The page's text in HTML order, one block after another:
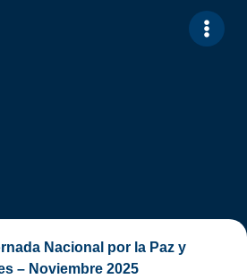
Nacional por la Paz y
– Noviembre 2025